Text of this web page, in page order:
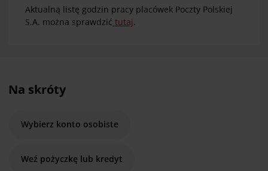
Aktualną listę godzin pracy placówek Poczty Polskiej
S.A. można sprawdzić tutaj.
Na skróty
Wybierz konto osobiste
Weź pożyczkę lub kredyt